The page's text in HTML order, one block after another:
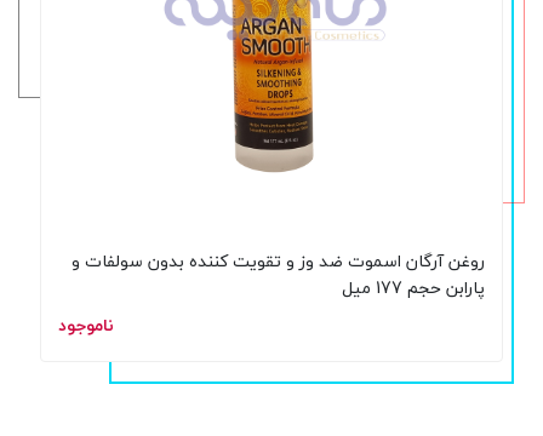
روغن آرگان اسموت ضد وز و تقویت کننده بدون سولفات و
پارابن حجم 177 میل
ناموجود